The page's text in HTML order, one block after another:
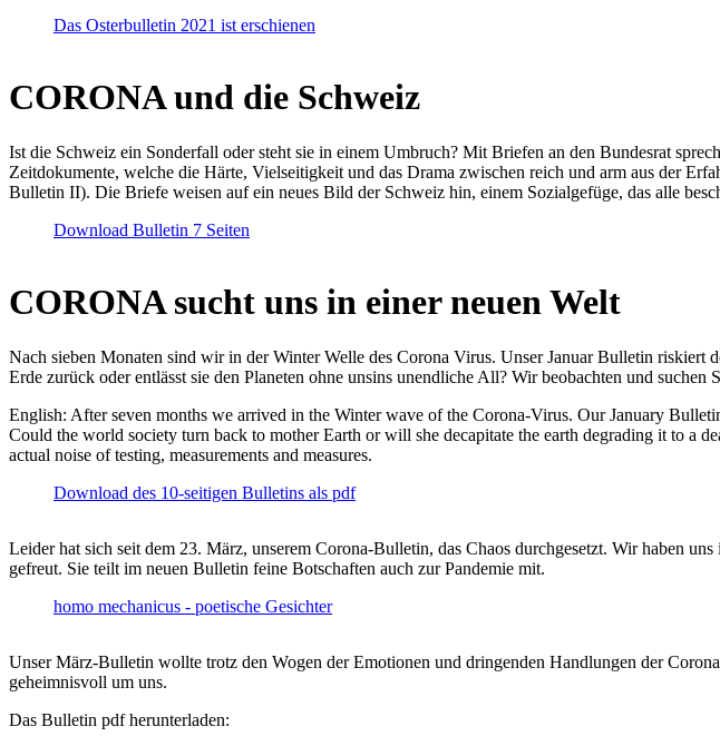
Das Osterbulletin 2021 ist erschienen
CORONA und die Schweiz
Ist die Schweiz ein Sonderfall oder steht sie in einem Umbruch? Mit Briefen an den Bundesrat
Zeitdokumente, welche die Härte, Vielseitigkeit und das Drama zwischen reich und arm aus der
Bulletin II). Die Briefe weisen auf ein neues Bild der Schweiz hin, einem Sozialgefüge, das alle
Download Bulletin 7 Seiten
CORONA sucht uns in einer neuen Welt
Nach sieben Monaten sind wir in der Winter Welle des Corona Virus. Unser Januar Bulletin
Erde zurück oder entlässt sie den Planeten ohne unsins unendliche All? Wir beobachten und
English: After seven months we arrived in the Winter wave of the Corona-Virus. Our January
Could the world society turn back to mother Earth or will she decapitate the earth degrading it to a
actual noise of testing, measurements and measures.
Download des 10-seitigen Bulletins als pdf
Leider hat sich seit dem 23. März, unserem Corona-Bulletin, das Chaos durchgesetzt. Wir haben
gefreut. Sie teilt im neuen Bulletin feine Botschaften auch zur Pandemie mit.
homo mechanicus - poetische Gesichter
Unser März-Bulletin wollte trotz den Wogen der Emotionen und dringenden Handlungen der
geheimnisvoll um uns.
Das Bulletin pdf herunterladen: